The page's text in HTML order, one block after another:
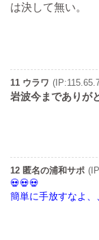
は決して無い。
11 ウラワ
岩波今までありが
12 匿名の浦和サポ
簡単に手放すなよ、